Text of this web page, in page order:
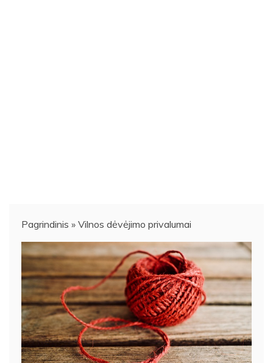
Pagrindinis » Vilnos dėvėjimo privalumai